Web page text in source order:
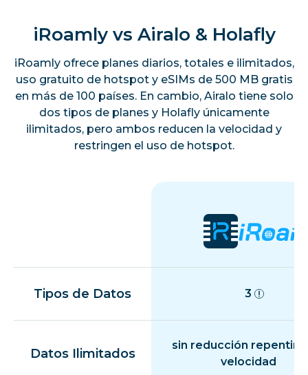
Dinamarca
Estonia
Finlandia
Alemania
iRoamly vs Airalo & Holafly
iRoamly ofrece planes diarios, totales e ilimitados,
uso gratuito de hotspot y eSIMs de 500 MB gratis
en más de 100 países. En cambio, Airalo tiene solo
dos tipos de planes y Holafly únicamente
ilimitados, pero ambos reducen la velocidad y
restringen el uso de hotspot.
Tipos de Datos 3
Datos Ilimitados
sin reducción
velocidad